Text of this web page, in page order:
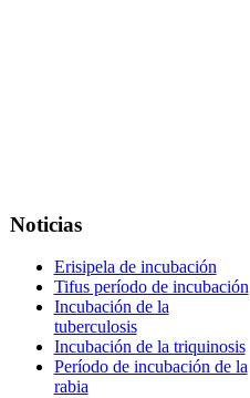
Noticias
Erisipela de incubación
Tifus período de incubación
Incubación de la
tuberculosis
Incubación de la triquinosis
Período de incubación de la
rabia